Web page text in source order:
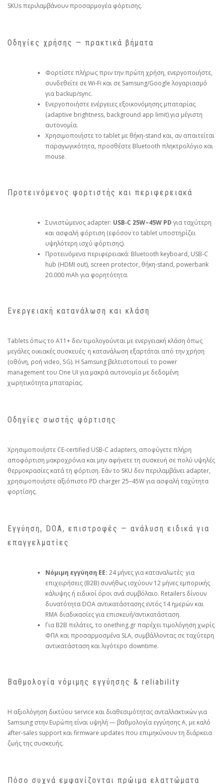
SKUs περιλαμβάνουν προσαρμογέα φόρτισης.
Οδηγίες χρήσης — πρακτικά βήματα
Φορτίστε πλήρως πριν την πρώτη χρήση, ενεργοποιήστε,
συνδεθείτε σε Wi‑Fi και σε Samsung/Google λογαριασμό
για backup/sync.
Ενεργοποιήστε ενέργειες εξοικονόμησης μπαταρίας
(adaptive brightness, background app limit) για μέγιστη
αυτονομία.
Χρησιμοποιήστε το tablet με θήκη‑stand και, αν απαιτείται
παραγωγικότητα, προσθέστε Bluetooth πληκτρολόγιο και
mouse.
Προτεινόμενος φορτιστής και περιφερειακά
Συνιστώμενος adapter: USB‑C 25W–45W PD για ταχύτερη
και ασφαλή φόρτιση (εφόσον το tablet υποστηρίζει
υψηλότερη ισχύ φόρτισης).
Προτεινόμενα περιφερειακά: Bluetooth keyboard, USB‑C
hub (HDMI out), screen protector, θήκη‑stand, powerbank
20.000 mAh για φορητότητα.
Ενεργειακή κατανάλωση και κλάση
Tablets όπως το A11+ δεν τιμολογούνται με ενεργειακή κλάση όπως
μεγάλες οικιακές συσκευές· η κατανάλωση εξαρτάται από την χρήση
(οθόνη, ροή video, 5G). Η Samsung βελτιστοποιεί το power
management του One UI για μακρά αυτονομία με δεδομένη
χωρητικότητα μπαταρίας.
Οδηγίες σωστής φόρτισης
Χρησιμοποιήστε CE‑certified USB‑C adapters, αποφύγετε πλήρη
αποφόρτιση μακροχρόνια και μην αφήνετε τη συσκευή σε πολύ υψηλές
θερμοκρασίες κατά τη φόρτιση. Εάν το SKU δεν περιλαμβάνει adapter,
χρησιμοποιήστε αξιόπιστο PD charger 25–45W για ασφαλή ταχύτητα
φορτίσης.
Εγγύηση, DOA, επιστροφές — ανάλυση ειδικά για
επαγγελματίες
Νόμιμη εγγύηση ΕΕ: 24 μήνες για καταναλωτές· για
επιχειρήσεις (B2B) συνήθως ισχύουν 12 μήνες εμπορικής
κάλυψης ή ειδικοί όροι ανά συμβόλαιο. Retailers δίνουν
δυνατότητα DOA αντικατάστασης εντός 14 ημερών και
RMA διαδικασίες για επισκευή/αντικατάσταση.
Για B2B πελάτες, το onething.grπαρέχει τιμολόγηση χωρίς
ΦΠΑ και προσαρμοσμένα SLA, συμβάλλοντας σε ταχύτερη
αντικατάσταση και λιγότερο downtime.
Βαθμολογία νόμιμης εγγύησης & reliability
Η αξιολόγηση δικτύου service και διαθεσιμότητας ανταλλακτικών για
Samsung στην Ευρώπη είναι υψηλή — βαθμολογία εγγύησης A, με καλό
after‑sales support και firmware updates που επιμηκύνουν τη διάρκεια
ζωής της συσκευής.
Πόσο συχνά εμφανίζονται πρώιμα ελαττώματα